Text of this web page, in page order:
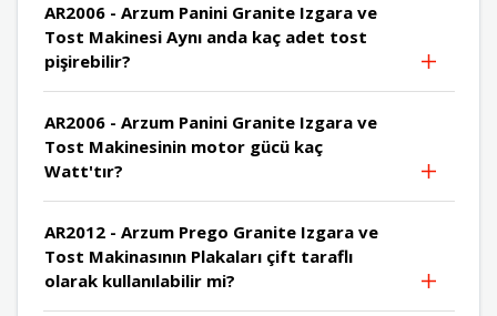
AR2006 - Arzum Panini Granite Izgara ve
Tost Makinesi Aynı anda kaç adet tost
pişirebilir?
AR2006 - Arzum Panini Granite Izgara ve
Tost Makinesinin motor gücü kaç
Watt'tır?
AR2012 - Arzum Prego Granite Izgara ve
Tost Makinasının Plakaları çift taraflı
olarak kullanılabilir mi?